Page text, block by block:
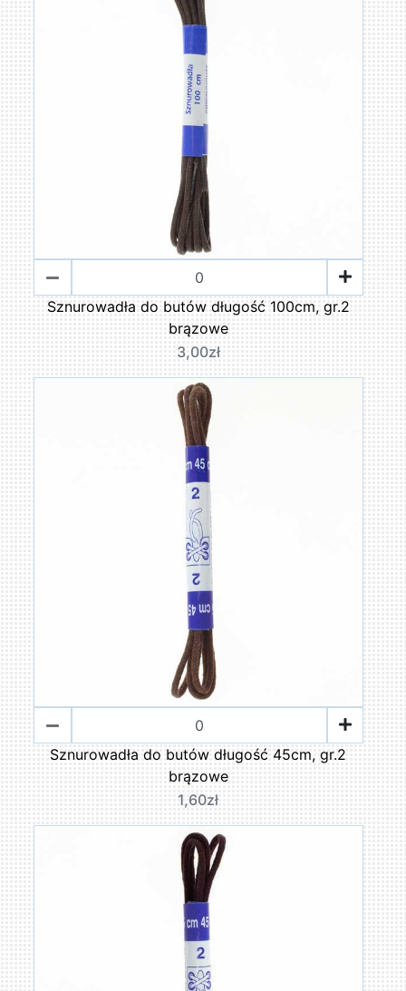
Sznurowadła do butów długość 100cm, gr.2
brązowe
3,00zł
Sznurowadła do butów długość 45cm, gr.2
brązowe
1,60zł